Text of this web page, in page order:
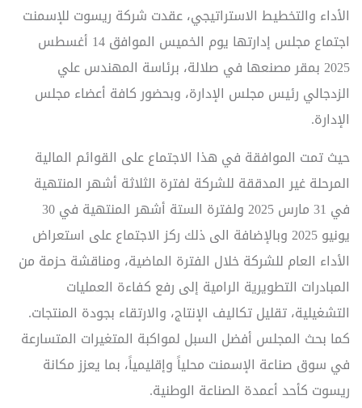
الأداء والتخطيط الاستراتيجي، عقدت شركة ريسوت للإسمنت
اجتماع مجلس إدارتها يوم الخميس الموافق 14 أغسطس
2025 بمقر مصنعها في صلالة، برئاسة المهندس علي
الزدجالي رئيس مجلس الإدارة، وبحضور كافة أعضاء مجلس
الإدارة.
حيث تمت الموافقة في هذا الاجتماع على القوائم المالية
المرحلة غير المدققة للشركة لفترة الثلاثة أشهر المنتهية
في 31 مارس 2025 ولفترة الستة أشهر المنتهية في 30
يونيو 2025 وبالإضافة الى ذلك ركز الاجتماع على استعراض
الأداء العام للشركة خلال الفترة الماضية، ومناقشة حزمة من
المبادرات التطويرية الرامية إلى رفع كفاءة العمليات
التشغيلية، تقليل تكاليف الإنتاج، والارتقاء بجودة المنتجات.
كما بحث المجلس أفضل السبل لمواكبة المتغيرات المتسارعة
في سوق صناعة الإسمنت محلياً وإقليمياً، بما يعزز مكانة
ريسوت كأحد أعمدة الصناعة الوطنية.